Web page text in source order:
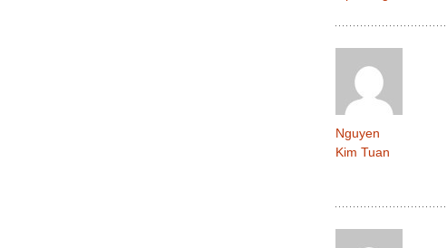
Nguyen
Kim Tuan